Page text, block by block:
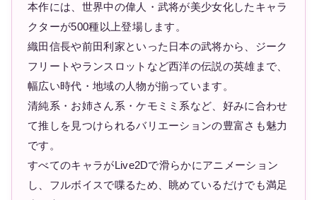
本作には、世界中の偉人・武将が美少女化したキャラ
クターが500種以上登場します。
織田信長や前田利家といった日本の武将から、ジーク
フリートやランスロットなど西洋の伝説の英雄まで、
幅広い時代・地域の人物が揃っています。
清純系・お姉さん系・ケモミミ系など、好みに合わせ
て推しを見つけられるバリエーションの豊富さも魅力
です。
すべてのキャラがLive2Dで滑らかにアニメーション
し、フルボイスで喋るため、眺めているだけでも満足